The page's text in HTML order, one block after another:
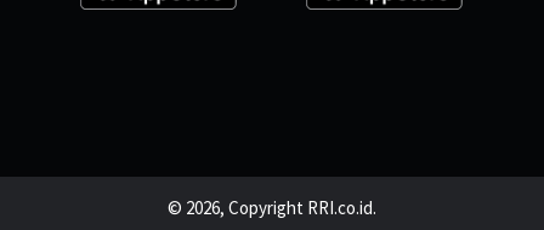
© 2026, Copyright RRI.co.id.